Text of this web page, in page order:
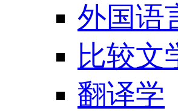
外国语
比较文
翻译学